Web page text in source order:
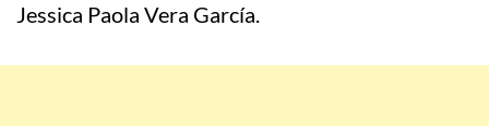
Jessica Paola Vera García.